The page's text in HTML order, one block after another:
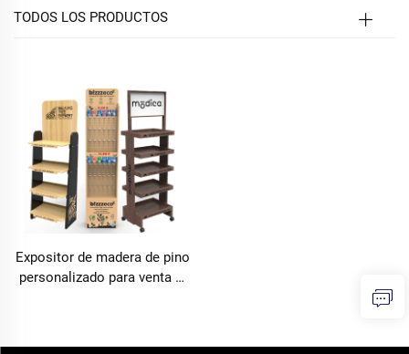
TODOS LOS PRODUCTOS
Expositor de madera de pino
personalizado para venta al